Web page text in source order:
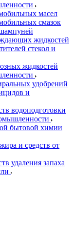
масел
смазок
жидкостей
стекол и
жидкостей
удобрений
и
водоподготовки
бытовой химии
и средств от
удаления запаха